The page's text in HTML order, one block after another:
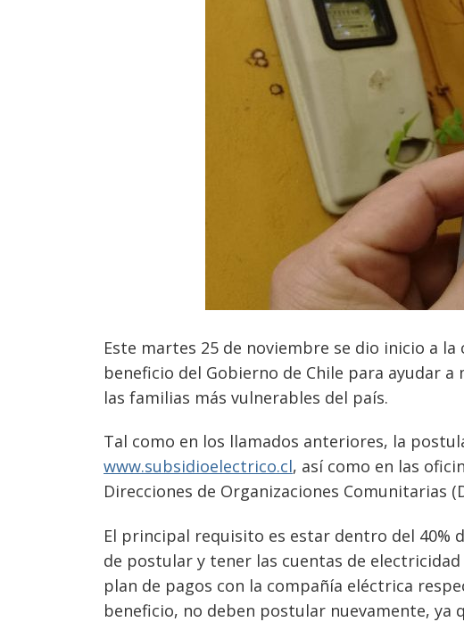
Este martes 25 de noviembre se dio inicio a
beneficio del Gobierno de Chile para ayudar
las familias más vulnerables del país.
Tal como en los llamados anteriores, la
www.subsidioelectrico.cl, así como en las
Direcciones de Organizaciones Comunitarias
El principal requisito es estar dentro del 40%
de postular y tener las cuentas de
plan de pagos con la compañía eléctrica
beneficio, no deben postular nuevamente, ya
Navegación